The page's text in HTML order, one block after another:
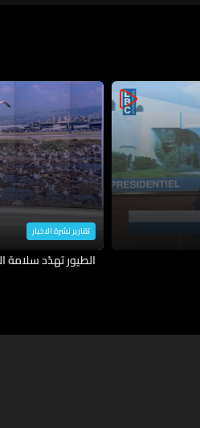
تقارير نشرة الاخبار
الطيور تهدّد سلامة